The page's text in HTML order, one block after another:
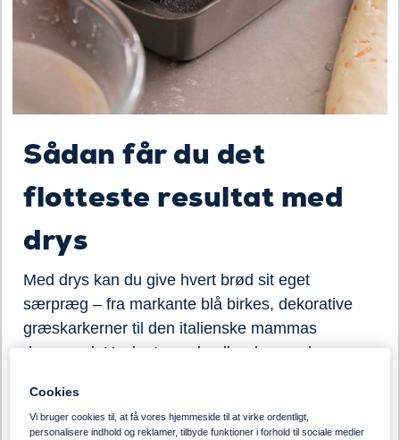
Sådan får du det
flotteste resultat med
drys
Med drys kan du give hvert brød sit eget
særpræg – fra markante blå birkes, dekorative
græskarkerner til den italienske mammas
durummel. Husk at pensle eller dryppe den
hænger det bedre fast.
Cookies
Vi bruger cookies til, at få vores hjemmeside til at virke ordentligt,
personalisere indhold og reklamer, tilbyde funktioner i forhold til sociale medier